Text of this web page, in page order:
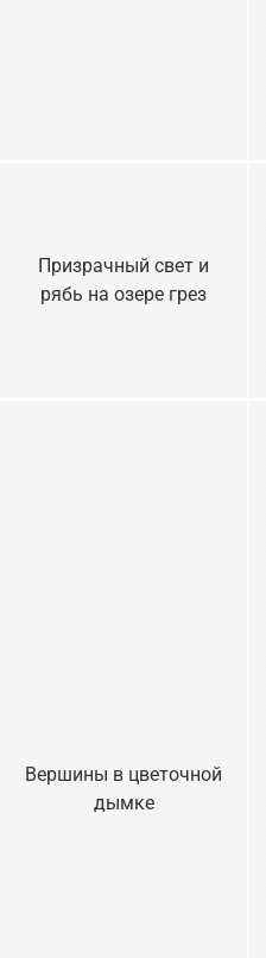
Призрачный свет и
рябь на озере грез
Вершины в цветочной
дымке